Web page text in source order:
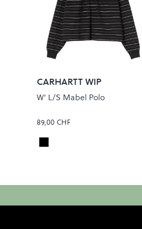
CARHARTT WIP
W' L/S Mabel Polo
89,00 CHF
Colour
MABEL STRIPE/BLACK